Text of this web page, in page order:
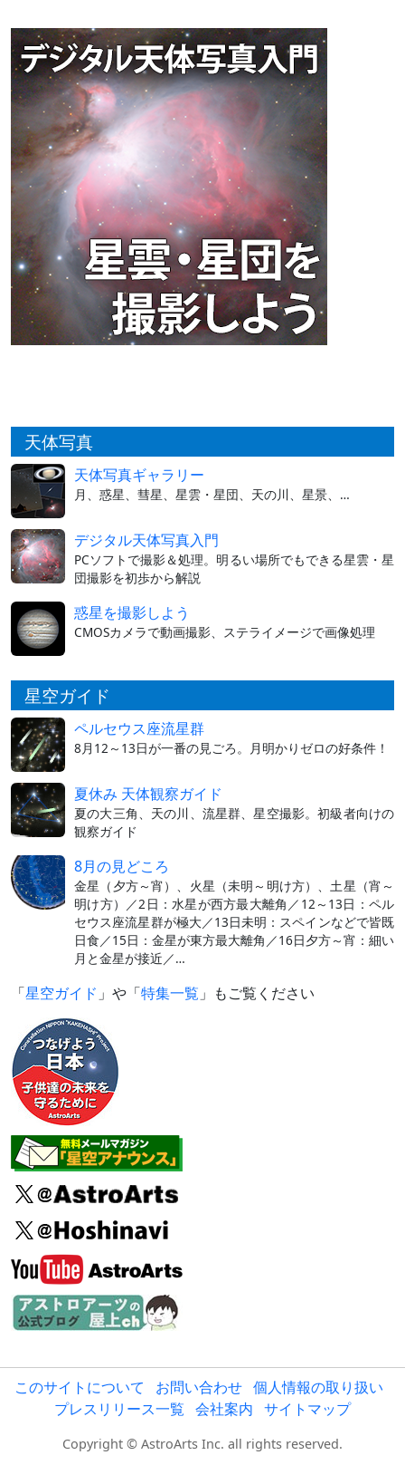
天体写真
天体写真ギャラリー
月、惑星、彗星、星雲・星団、天の川、星景、…
デジタル天体写真入門
PCソフトで撮影＆処理。明るい場所でもできる星雲・星
団撮影を初歩から解説
惑星を撮影しよう
CMOSカメラで動画撮影、ステライメージで画像処理
星空ガイド
ペルセウス座流星群
8月12～13日が一番の見ごろ。月明かりゼロの好条件！
夏休み 天体観察ガイド
夏の大三角、天の川、流星群、星空撮影。初級者向けの
観察ガイド
8月の見どころ
金星（夕方～宵）、火星（未明～明け方）、土星（宵～
明け方）／2日：水星が西方最大離角／12～13日：ペル
セウス座流星群が極大／13日未明：スペインなどで皆既
日食／15日：金星が東方最大離角／16日夕方～宵：細い
月と金星が接近／…
「星空ガイド 」や「特集一覧 」もご覧ください
このサイトについて お問い合わせ 個人情報の取り扱い
プレスリリース一覧 会社案内 サイトマップ
Copyright © AstroArts Inc. all rights reserved.